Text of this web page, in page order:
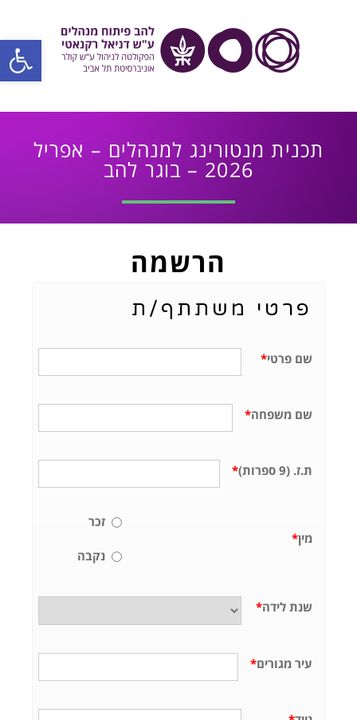
פתח
תכנית מנטורינג למנהלים – אפריל
2026 – בוגר להב
הרשמה
פרטי משתתף/ת
*שם פרטי
*שם משפחה
* ת.ז. (9 ספרות)
*מין
זכר
נקבה
*שנת לידה
*עיר מגורים